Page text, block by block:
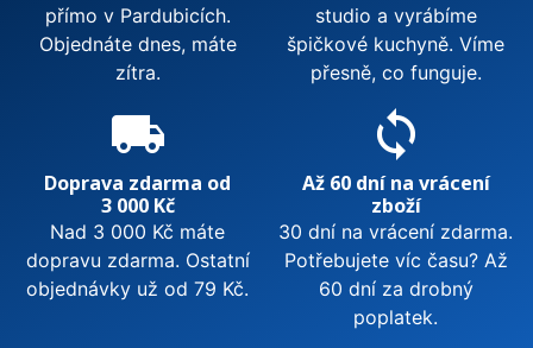
přímo v Pardubicích.
Objednáte dnes, máte
zítra.
studio a vyrábíme
špičkové kuchyně. Víme
přesně, co funguje.
local_shipping
Doprava zdarma od
3 000 Kč
Nad 3 000 Kč máte
dopravu zdarma. Ostatní
objednávky už od 79 Kč.
sync
Až 60 dní na vrácení
zboží
30 dní na vrácení zdarma.
Potřebujete víc času? Až
60 dní za drobný
poplatek.